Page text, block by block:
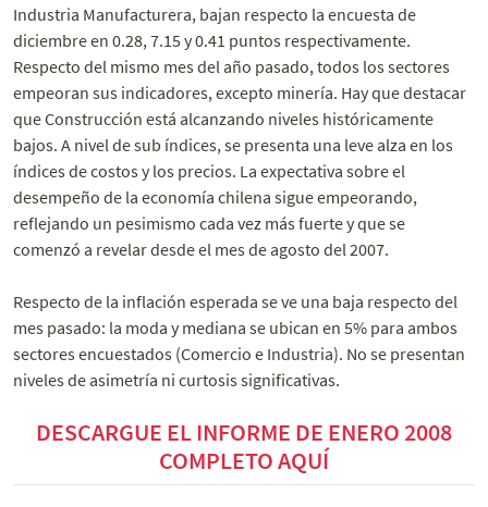
Industria Manufacturera, bajan respecto la encuesta de
diciembre en 0.28, 7.15 y 0.41 puntos respectivamente.
Respecto del mismo mes del año pasado, todos los sectores
empeoran sus indicadores, excepto minería. Hay que destacar
que Construcción está alcanzando niveles históricamente
bajos. A nivel de sub índices, se presenta una leve alza en los
índices de costos y los precios. La expectativa sobre el
desempeño de la economía chilena sigue empeorando,
reflejando un pesimismo cada vez más fuerte y que se
comenzó a revelar desde el mes de agosto del 2007.
Respecto de la inflación esperada se ve una baja respecto del
mes pasado: la moda y mediana se ubican en 5% para ambos
sectores encuestados (Comercio e Industria). No se presentan
niveles de asimetría ni curtosis significativas.
DESCARGUE EL INFORME DE ENERO 2008
COMPLETO AQUÍ